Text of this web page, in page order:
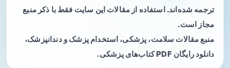
ترجمه شده‌اند. استفاده از مقالات این سایت فقط با ذکر منبع
مجاز است.
منبع مقالات سلامت، پزشکی، استخدام پزشک و دندانپزشک،
دانلود رایگان PDF کتاب‌های پزشکی.